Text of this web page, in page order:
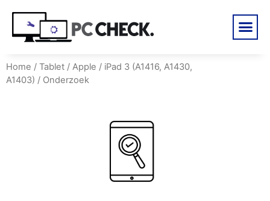
Home / Tablet / Apple / iPad 3 (A1416, A1430,
A1403) / Onderzoek